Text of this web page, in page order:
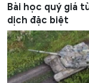
Bài học quý giá
dịch đặc biệt